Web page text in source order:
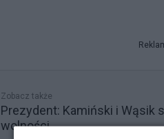
Zobacz także
Prezydent: Kamiński i Wąsik
wolności